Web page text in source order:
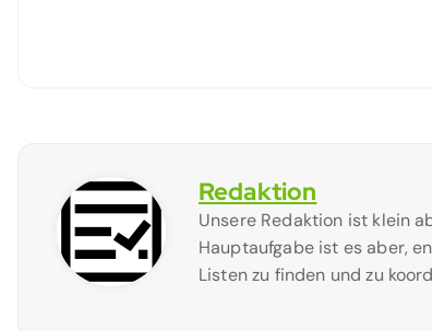
Redaktion
Unsere Redaktion ist klein
Hauptaufgabe ist es aber,
Listen zu finden und zu